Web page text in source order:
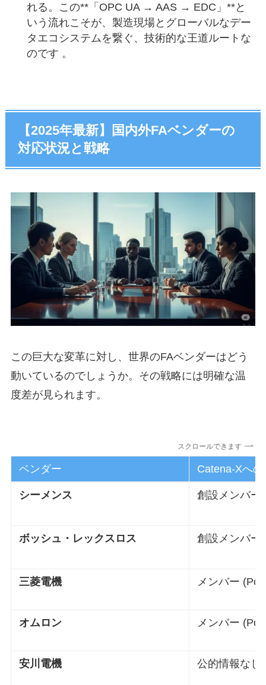
れる。この**「OPC UA → AAS → EDC」**と
いう流れこそが、製造現場とグローバルなデー
タエコシステムを繋ぐ、技術的な王道ルートな
のです 。
【2025年最新】国内外FAベンダーの
対応状況と戦略
この巨大な変革に対し、世界のFAベンダーはどう
動いているのでしょうか。その戦略には明確な温
度差が見られます。
スクロールできます
ベンダー Catena-Xへ
シーメンス 創設メンバー
ボッシュ・レックスロス 創設メンバー
三菱電機 メンバー
オムロン メンバー
安川電機 公的情報なし